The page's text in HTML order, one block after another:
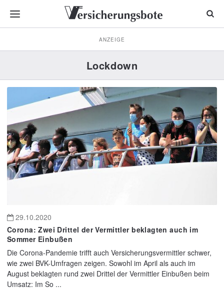
ANZEIGE
Lockdown
29.10.2020
Corona: Zwei Drittel der Vermittler beklagten auch im
Sommer Einbußen
Die Corona-Pandemie trifft auch Versicherungsvermittler schwer,
wie zwei BVK-Umfragen zeigen. Sowohl im April als auch im
August beklagten rund zwei Drittel der Vermittler Einbußen beim
Umsatz: Im So ...